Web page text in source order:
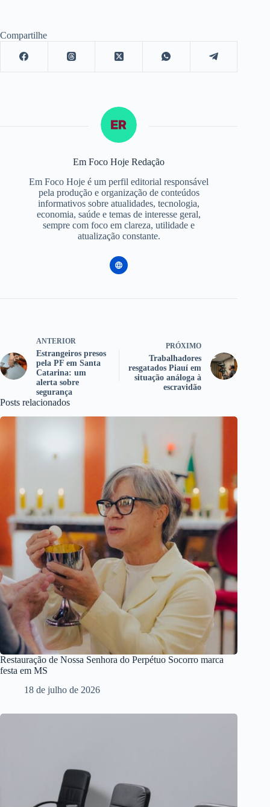
Compartilhe
Em Foco Hoje Redação
Em Foco Hoje é um perfil editorial responsável
pela produção e organização de conteúdos
informativos sobre atualidades, tecnologia,
economia, saúde e temas de interesse geral,
sempre com foco em clareza, utilidade e
atualização constante.
ANTERIOR
Estrangeiros presos
pela PF em Santa
Catarina: um
alerta sobre
segurança
PRÓXIMO
Trabalhadores
resgatados Piauí em
situação análoga à
escravidão
Posts relacionados
Restauração de Nossa Senhora do Perpétuo Socorro marca
festa em MS
18 de julho de 2026